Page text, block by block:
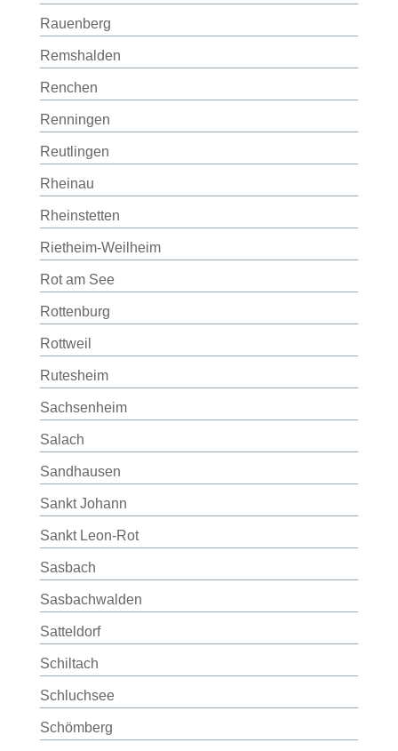
Rauenberg
Remshalden
Renchen
Renningen
Reutlingen
Rheinau
Rheinstetten
Rietheim-Weilheim
Rot am See
Rottenburg
Rottweil
Rutesheim
Sachsenheim
Salach
Sandhausen
Sankt Johann
Sankt Leon-Rot
Sasbach
Sasbachwalden
Satteldorf
Schiltach
Schluchsee
Schömberg